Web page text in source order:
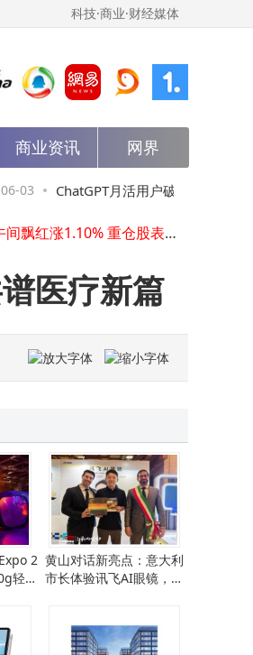
科技·商业·财经媒体
商业资讯 网界
03 ChatGPT月活用户破10亿创纪录，
领域竞争加剧上市潮来袭
阿里云通义千问团队发布Qwen3.7-Plus多模态Agent模型 全球榜单成绩亮眼
金龙汽车微涨0.59% 成交额1.53亿 燃料电池等概念加持主力持仓分散
机器人ETF景顺（159559）午间飘红涨1.10% 重仓股表现分化半日成交近8000万
华为韬（τ）定律引领半导体变革：从面积缩微迈向时间缩微新征程
全球首个机器人通用AI世界模型公司ROBRAIN成立，引领机器人行业迈向新纪元
阿里云通义千问团队发布Qwen3.7-Plus多模态Agent模型 全球榜单成绩亮眼
医疗新篇
2
轻量
黄山对话新亮点：意大利
市长体验讯飞AI眼镜，科